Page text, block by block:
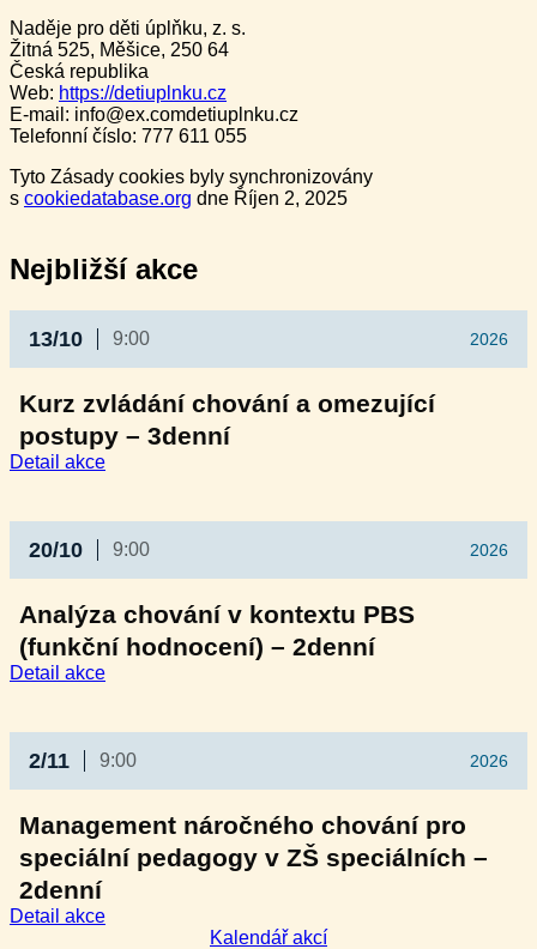
Naděje pro děti úplňku, z. s.
Žitná 525, Měšice, 250 64
Česká republika
Web: https://detiuplnku.cz
E-mail: info@ex.comdetiuplnku.cz
Telefonní číslo: 777 611 055
Tyto Zásady cookies byly synchronizovány
s cookiedatabase.org dne Říjen 2, 2025
Nejbližší akce
13/10 2026
9:00
Kurz zvládání chování a omezující
postupy – 3denní
Detail akce:
chování
a omezující
3denní
20/10 2026
9:00
Analýza chování v kontextu PBS
(funkční hodnocení) – 2denní
Detail akce:
v kontextu
PBS
–
2denní
2/11 2026
9:00
Management náročného chování pro
speciální pedagogy v ZŠ speciálních –
2denní
Detail akce:
ManagementKalendář akcí